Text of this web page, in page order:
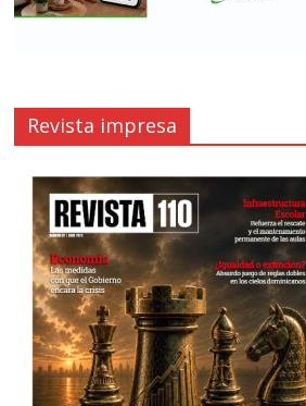
Revista impresa